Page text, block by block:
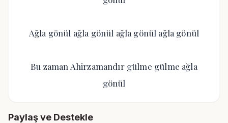
Ağla gönül ağla gönül ağla gönül ağla gönül
Bu zaman Ahirzamandır gülme gülme ağla
gönül
Paylaş ve Destekle